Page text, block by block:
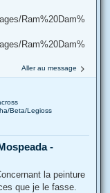
Ram%20Dam%
Ram%20Dam%
Aller au message
Beta/Legioss
-
la peinture
que je le fasse.